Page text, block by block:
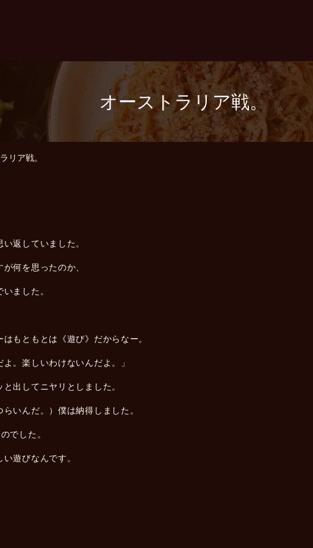
オーストラリア戦。
リア戦。
返していました。
何を思ったのか、
ました。
もともとは《遊び》だからなー。
。楽しいわけないんだよ。」
出してニヤリとしました。
いんだ。）僕は納得しました。
でした。
遊びなんです。